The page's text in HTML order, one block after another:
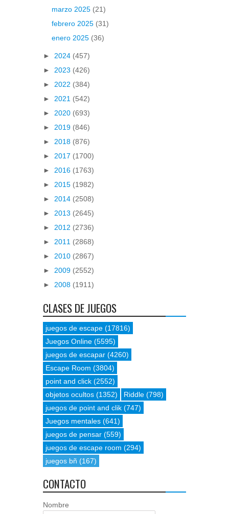
marzo 2025 (21)
febrero 2025 (31)
enero 2025 (36)
► 2024 (457)
► 2023 (426)
► 2022 (384)
► 2021 (542)
► 2020 (693)
► 2019 (846)
► 2018 (876)
► 2017 (1700)
► 2016 (1763)
► 2015 (1982)
► 2014 (2508)
► 2013 (2645)
► 2012 (2736)
► 2011 (2868)
► 2010 (2867)
► 2009 (2552)
► 2008 (1911)
CLASES DE JUEGOS
juegos de escape (17816)
Juegos Online (5595)
juegos de escapar (4260)
Escape Room (3804)
point and click (2552)
objetos ocultos (1352) Riddle (798)
juegos de point and clik (747)
Juegos mentales (641)
juegos de pensar (559)
juegos de escape room (294)
juegos bñ (167)
CONTACTO
Nombre